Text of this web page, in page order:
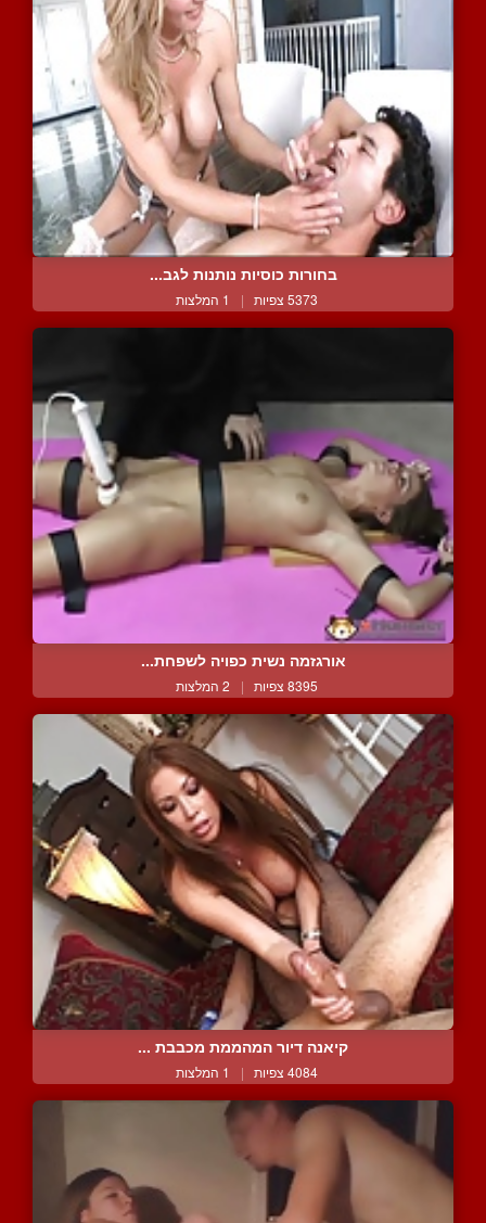
בחורות כוסיות נותנות לגב...
5373 צפיות | 1 המלצות
אורגזמה נשית כפויה לשפחת...
8395 צפיות | 2 המלצות
קיאנה דיור המהממת מכבבת ...
4084 צפיות | 1 המלצות